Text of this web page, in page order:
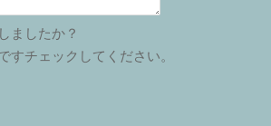
ましたか？
すチェックしてください。